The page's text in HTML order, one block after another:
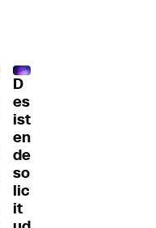
D
es
ist
en
de
so
lic
it